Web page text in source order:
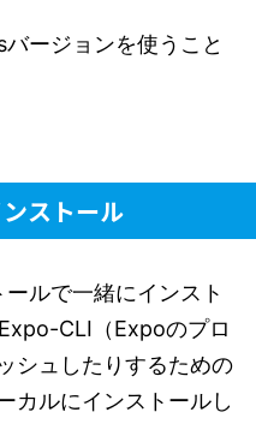
ージョンを使うこと
ストール
ルで一緒にインスト
CLI（Expoのプロ
シュしたりするための
カルにインストールし